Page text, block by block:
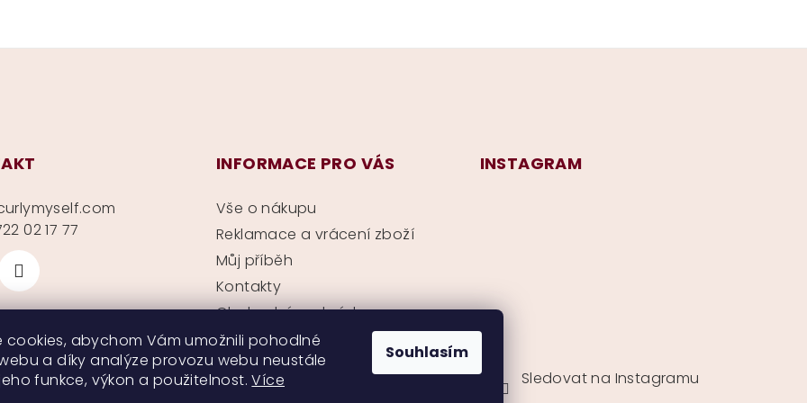
cookies, abychom Vám umožnili pohodlné
a díky analýze provozu webu neustále
funkce, výkon a použitelnost.Více
Souhlasím
02 17 77
INFORMACE PRO VÁS
Vše o nákupu
Reklamace a vrácení zboží
Můj příběh
Kontakty
Obchodní podmínky
Ochrana soukromí
INSTAGRAM
Sledovat na Instagramu